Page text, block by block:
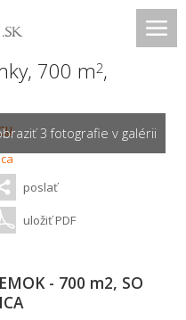
700 m2,
3 fotografie v galérii
poslať
uložiť PDF
- 700 m2, SO